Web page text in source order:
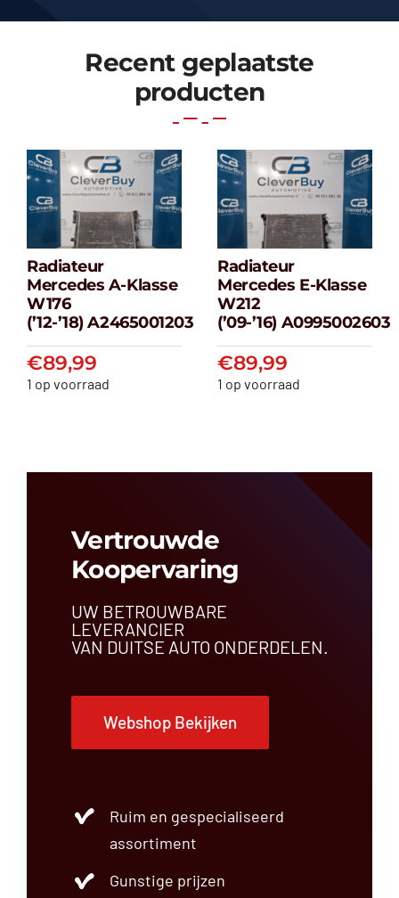
Recent geplaatste
producten
Radiateur
Mercedes A-
klasse W176
(’12-’18) A2465001203
€89,99
Radiateur
Mercedes A-Klasse
W176
(’12-’18) A2465001203
€89,99
1 op voorraad
Radiateur
Mercedes E-
klasse W212
(’09-’16)
€89,99
Radiateur
Mercedes E-Klasse
W212
(’09-’16) A0995002603
€89,99
1 op voorraad
Vertrouwde
Koopervaring
UW BETROUWBARE
LEVERANCIER
VAN DUITSE AUTO ONDERDELEN.
Webshop Bekijken
Ruim en gespecialiseerd
assortiment
Gunstige prijzen